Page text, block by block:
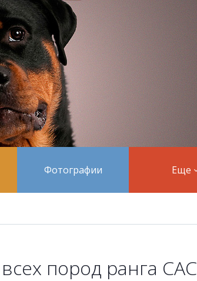
Фотографии Еще
пород ранга САС